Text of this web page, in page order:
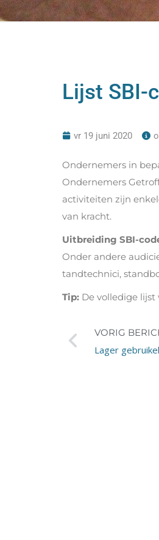
Lijst SBI-
vr 19 juni 2020
Ondernemers in
Ondernemers
activiteiten zijn
van kracht.
Uitbreiding SBI-
Onder andere
tandtechnici,
Tip: De volledige lijst
VORIG
Lager